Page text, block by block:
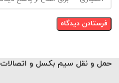
حمل و نقل سیم بکسل و اتصالات